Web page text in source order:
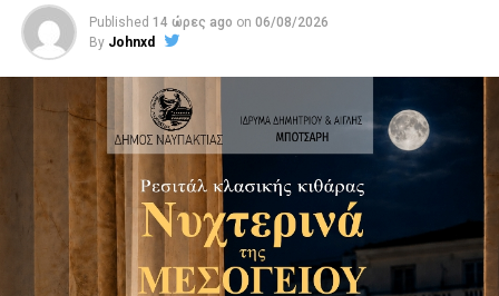
Published 14 ώρες ago on 06/08/2026
By Johnxd